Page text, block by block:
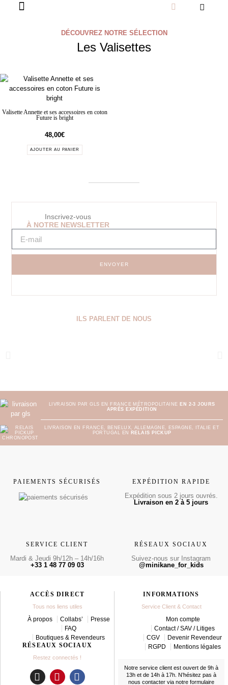
DÉCOUVREZ NOTRE SÉLECTION
Les Valisettes
Valisette Annette et ses accessoires en coton
Future is bright
48,00€
AJOUTER AU PANIER
Inscrivez-vous
À NOTRE NEWSLETTER
ENVOYER
ILS PARLENT DE NOUS
LIVRAISON PAR GLS EN FRANCE MÉTROPOLITAINE EN 2-3 JOURS
APRÈS EXPÉDITION
LIVRAISON EN FRANCE, BENELUX, ALLEMAGNE, ESPAGNE, ITALIE ET
PORTUGAL EN
RELAIS PICKUP
PAIEMENTS SÉCURISÉS EXPÉDITION RAPIDE
Expédition sous 2 jours ouvrés.
Livraison en 2 à 5 jours
SERVICE CLIENT
Mardi & Jeudi 9h/12h – 14h/16h
+33 1 48 77 09 03
RÉSEAUX SOCIAUX
Suivez-nous sur Instagram
@minikane_for_kids
ACCÈS DIRECT
Tous nos liens utiles
À propos Collabs’
Presse
FAQ
Boutiques & Revendeurs
RÉSEAUX SOCIAUX
Restez connectés !
INFORMATIONS
Service Client & Contact
Mon compte
Contact / SAV / Litiges
CGV
Devenir Revendeur
RGPD
Mentions légales
Notre service client est ouvert de 9h à
13h et de 14h à 17h. N’hésitez pas à
nous contacter via notre formulaire